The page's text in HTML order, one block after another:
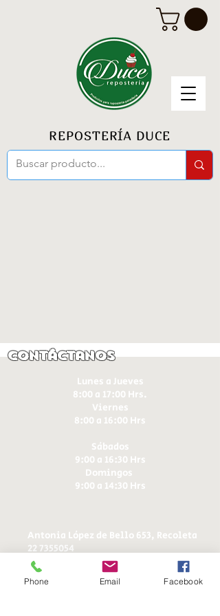
REPOSTERÍA DUCE
Contáctanos
Lunes a Jueves
8:00 a 17:00 Hrs.
Viernes
8:00 a 16:00 Hrs​
Sábados
9:00 a 16:30 Hrs
Domingos
9:00 a 14:30 Hrs
Antonia López de Bello 653, Recoleta
22 7355054
22 7375725
+56 9 75224598
ducereposteria@gmail.com
Phone Email Facebook